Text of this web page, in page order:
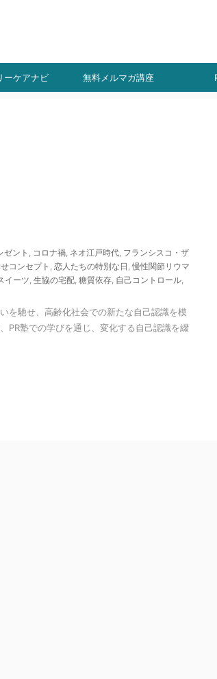
ーケアナビ 無料メルマガ講座
ゼント , コロナ禍, ネオ江戸時代, フランシスコ・ザ
コンセプト , 恋人たちの特別な日 , 慢性関節リウマ
イーツ, 生協の宅配, 糖質依存, 自己コントロール,
を馳せ、高齢化社会での新たな自己認識を模
PR塾での学びを通じ、変化する自己認識を綴